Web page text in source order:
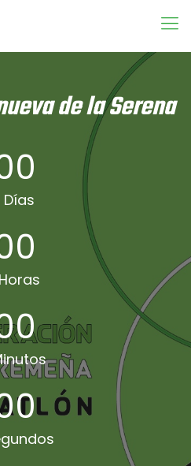
de la Serena
Días
Horas